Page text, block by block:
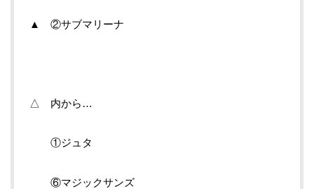
▲ ②サブマリーナ
△ 内から…
①ジュタ
⑥マジックサンズ